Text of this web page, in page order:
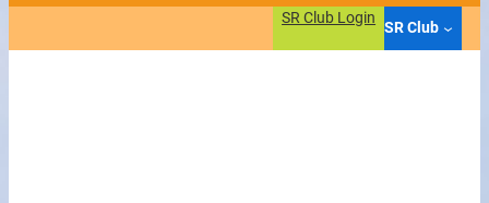
SR Club Login
SR Club